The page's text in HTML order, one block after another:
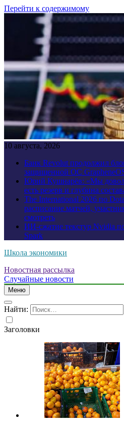
Перейти к содержимому
10 августа, 2026
Банк Revolut продолжил
защищенной ОС
Юрий Кушнарёв: «Мы
есть резерв и глубина
The International 2026 по
расписание матчей,
смотреть
ИИ-сжатие текстур Nvidia
Spark
Школа экономики
Новостная рассылка
Случайные новости
Меню
Найти:
Заголовки